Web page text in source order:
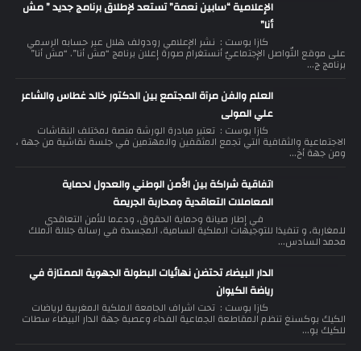
الإعلامية “سابين نعمة” تستعد لإطلاق برنامج جديد ” مش
أنا”
كازا بوست : نشر الإعلامي رودولف هلال عبر حسابه الرسمي
على موقع التّواصل الإجتماعيّ أنستغرام صورة إعلان برنامج “مش أنا”. “مش أنا”
برنامج ج...
العلم والفن مرآة المجتمع بين الدكتور خالد غطاس والشاعر
علي المولى
كازا بوست : تعتبر مبادرة الورشة منصة لمختلف النقاشات
الاجتماعية والثقافية التي تجمع المثقفين والمهتمين في جلسة نقاشية من جهة ،
ومن جهة أخ...
اتفاقية شراكة بين الأمن الوطني والعدول لحماية
المعاملات التعاقدية ومحاربة الجريمة
في إطار صيانة وحماية الحقوق، ودعما للأمن التعاقدي
للمغاربة، و تنفيذا للتوجيهات الملكية السامية، المجسدة في رسالة جلالة الملك
محمد السادس...
الدار البيضاء تحتضن نهائيات البطولة الجهوية الممتازة في
رياضة الكيوان
كازا بوست : تحت اشراف الجامعة الملكية المغربية لرياضات
الكيك بوكسنغ تنظم المقاطعة الجماعية الفداء وعصبة جهة الدار البيضاء سطات
للكيك بو...